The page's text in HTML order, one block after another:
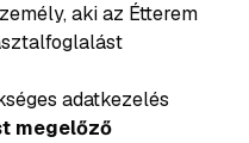
aki az Étterem
adatkezelés
megelőző